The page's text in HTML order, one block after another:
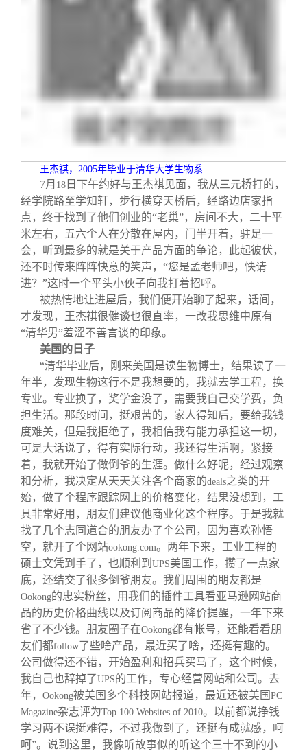
制度法规
王杰祺， 2005年毕业于清华大学生物系
7月 18 日 下午约好与王杰祺见面，我从三元桥打的，
经学院路至学知轩，步行横穿天桥后，经路边店家指
点，终于找到了他们创业的“老巢”，房间不大，二十平
米左右，五六个人在分散在屋内，门半开着，驻足一
会，听到最多的就是关于产品方面的争论，此起彼伏，
还不时传来阵阵快意的笑声，“您是孟老师吧，快请
进？”这时一个平头小伙子向我打着招呼。
被热情地让进屋后，我们便开始聊了起来，话间，
才发现，王杰祺很健谈也很直率，一改我思维中原有
“清华男”羞涩不善言谈的印象。
美国的日子
“清华毕业后，刚来美国是读生物博士，结果读了一
年半，发现生物这行不是我想要的，我就去学工程，换
专业。专业换了，奖学金没了，需要我自己交学费，负
担生活。那段时间，挺艰苦的，家人得知后，要给我钱
度难关，但是我拒绝了，我相信我有能力承担这一切，
可是大话说了，得有实际行动，我还得生活啊，紧接
着，我就开始了做倒爷的生涯。做什么好呢，经过观察
和分析，我决定从天天关注各个商家的deals之类的开
始，做了个程序跟踪网上的价格变化，结果没想到，工
具非常好用，朋友们建议他商业化这个程序。于是我就
找了几个志同道合的朋友办了个公司，因为喜欢孙悟
空，就开了个网站ookong.com。两年下来，工业工程的
硕士文凭到手了，也顺利到 UPS美国工作，攒了一点家
底，还结交了很多倒爷朋友。我们周围的朋友都是
Ookong的忠实粉丝，用我们的插件工具看亚马逊网站商
品的历史价格曲线以及订阅商品的降价提醒，一年下来
省了不少钱。朋友圈子在Ookong都有帐号，还能看看朋
友们都follow了些啥产品，最近买了啥，还挺有趣的。
公司做得还不错，开始盈利和招兵买马了，这个时候，
我自己也辞掉了UPS的工作，专心经营网站和公司。去
年， Ookong被美国多个科技网站报道，最近还被美国 PC
Magazine杂志评为Top 100 Websites of 2010。以前都说挣钱
学习两不误挺难得，不过我做到了，还挺有成就感，呵
呵”。说到这里，我像听故事似的听这个三十不到的小